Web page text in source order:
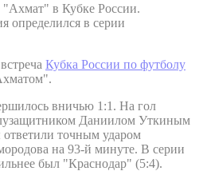
в Кубке России.
определился в серии
Кубка России по футболу
вничью 1:1. На гол
Даниилом Уткиным
точным ударом
на 93-й минуте. В серии
был "Краснодар" (5:4).